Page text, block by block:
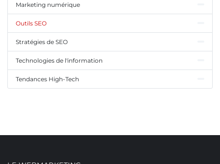
Marketing numérique
Outils SEO
Stratégies de SEO
Technologies de l'information
Tendances High-Tech